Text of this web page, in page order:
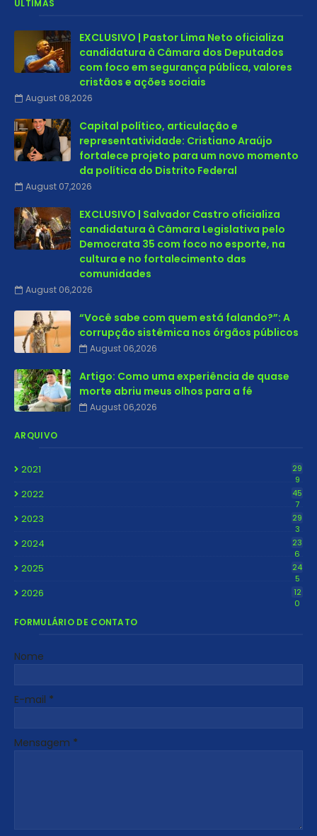
ÚLTIMAS
EXCLUSIVO | Pastor Lima Neto oficializa
candidatura à Câmara dos Deputados
com foco em segurança pública, valores
cristãos e ações sociais
August 08,2026
Capital político, articulação e
representatividade: Cristiano Araújo
fortalece projeto para um novo momento
da política do Distrito Federal
August 07,2026
EXCLUSIVO | Salvador Castro oficializa
candidatura à Câmara Legislativa pelo
Democrata 35 com foco no esporte, na
cultura e no fortalecimento das
comunidades
August 06,2026
“Você sabe com quem está falando?”: A
corrupção sistêmica nos órgãos públicos
August 06,2026
Artigo: Como uma experiência de quase
morte abriu meus olhos para a fé
August 06,2026
ARQUIVO
2021
29
9
2022
45
7
2023
29
3
2024
23
6
2025
24
5
2026
12
0
FORMULÁRIO DE CONTATO
Nome
E-mail *
Mensagem *